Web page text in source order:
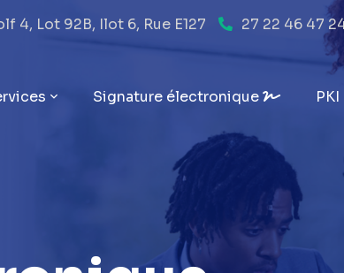
4, Lot 92B, Ilot 6, Rue E127 27 22 46 47
Signature électronique PKI